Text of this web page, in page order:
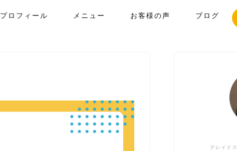
プロフィール メニュー お客様の声 ブログ
テレイド